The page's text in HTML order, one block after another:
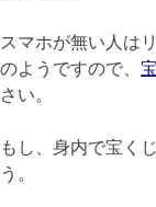
スマホが無い人は
のようですので、
さい。
もし、身内で宝く
う。